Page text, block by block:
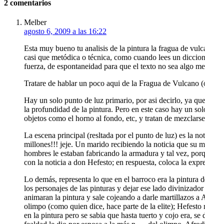
2 comentarios
Melber
agosto 6, 2009 a las 16:22
Esta muy bueno tu analisis de la pintura la fragua de
casi que metódica o técnica, como cuando lees un
fuerza, de espontaneidad para que el texto no sea algo
Tratare de hablar un poco aqui de la Fragua de Vulcano
Hay un solo punto de luz primario, por asi decirlo, ya
la profundidad de la pintura. Pero en este caso hay un
objetos como el horno al fondo, etc, y tratan de
La escena principal (resltada por el punto de luz) es la
millones!!! jeje. Un marido recibiendo la noticia que su
hombres le estaban fabricando la armadura y tal vez,
con la noticia a don Hefesto; en respuesta, coloca la
Lo demás, representa lo que en el barroco era la pintura
los personajes de las pinturas y dejar ese lado
animaran la pintura y sale cojeando a darle martillazos a
olimpo (como quien dice, hace parte de la elite);
en la pintura pero se sabia que hasta tuerto y cojo era,